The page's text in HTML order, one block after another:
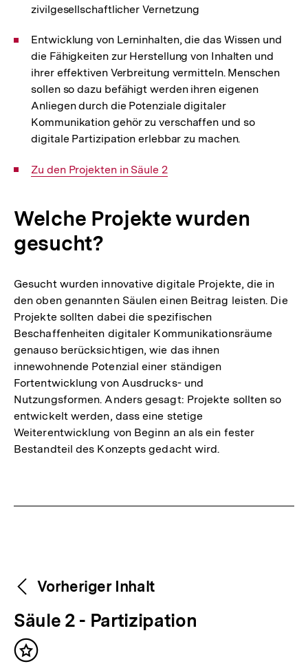
zivilgesellschaftlicher Vernetzung
Entwicklung von Lerninhalten, die das Wissen und
die Fähigkeiten zur Herstellung von Inhalten und
ihrer effektiven Verbreitung vermitteln. Menschen
sollen so dazu befähigt werden ihren eigenen
Anliegen durch die Potenziale digitaler
Kommunikation gehör zu verschaffen und so
digitale Partizipation erlebbar zu machen.
Interner
Zu den Projekten in Säule 2
Welche Projekte wurden
gesucht?
Gesucht wurden innovative digitale Projekte, die in
den oben genannten Säulen einen Beitrag leisten. Die
Projekte sollten dabei die spezifischen
Beschaffenheiten digitaler Kommunikationsräume
genauso berücksichtigen, wie das ihnen
innewohnende Potenzial einer ständigen
Fortentwicklung von Ausdrucks- und
Nutzungsformen. Anders gesagt: Projekte sollten so
entwickelt werden, dass eine stetige
Weiterentwicklung von Beginn an als ein fester
Bestandteil des Konzepts gedacht wird.
Weitere
Inhalte
Content-
Navigation
Vorheriger Inhalt
V
o
Säule 2 - Partizipation
Inhalt